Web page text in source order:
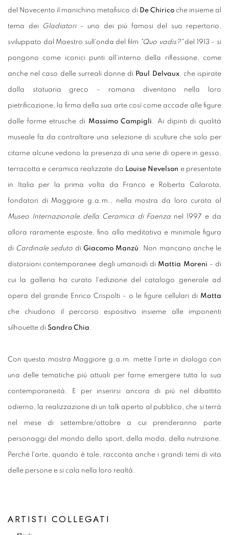
del Novecento il manichino metafisico di De Chiricoche insieme al
tema dei Gladiatori- uno dei più famosi del suo repertorio,
sviluppato dal Maestro sull'onda del film "Quo vadis?"del 1913 - si
pongono come iconici punti all'interno della riflessione, come
anche nel caso delle surreali donne di Paul Delvaux, che ispirate
dalla statuaria greco - romana diventano nella loro
pietrificazione, la firma della sua arte così come accade alle figure
dalle forme etrusche di Massimo Campigli. Ai dipinti di qualità
museale fa da contraltare una selezione di sculture che solo per
citarne alcune vedono la presenza di una serie di opere in gesso,
terracotta e ceramica realizzate da Louise Nevelson e presentate
in Italia per la prima volta da Franco e Roberta Calarota,
fondatori di Maggiore g.a.m., nella mostra da loro curata al
Museo Internazionale della Ceramica di Faenza nel 1997 e da
allora raramente esposte, fino alla meditativa e minimale figura
di Cardinale seduto di Giacomo Manzù. Non mancano anche le
distorsioni contemporanee degli umanoidi di Mattia Moreni - di
cui la galleria ha curato l'edizione del catalogo generale ad
opera del grande Enrico Crispolti - o le figure cellulari di Matta
che chiudono il percorso espositivo insieme alle imponenti
silhouette di Sandro Chia.
Con questa mostra Maggiore g.a.m. mette l'arte in dialogo con
una delle tematiche più attuali per farne emergere tutta la sua
contemporaneità. E per inserirsi ancora di più nel dibattito
odierno, la realizzazione di un talk aperto al pubblico, che si terrà
nel mese di settembre/ottobre a cui prenderanno parte
personaggi del mondo dello sport, della moda, della nutrizione.
Perché l'arte, quando è tale, racconta anche i grandi temi di vita
delle persone e si cala nella loro realtà.
ARTISTI COLLEGATI